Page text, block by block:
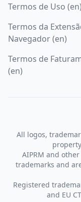
Termos de Uso (en)
Termos da
Navegador (en)
Termos de
(en)
All logos,
AIPRM and
trademarks and
Registered
and EU